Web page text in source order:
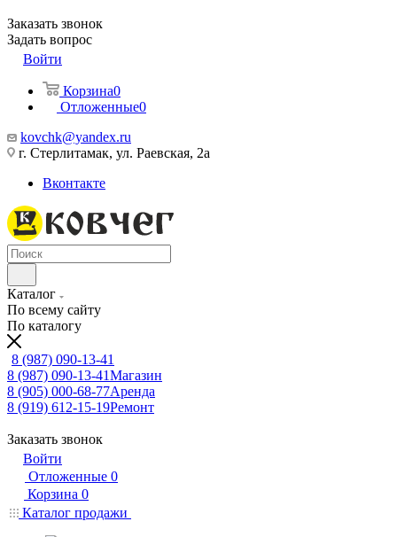
Заказать звонок
Задать вопрос
Войти
Корзина0
Отложенные0
kovchk@yandex.ru
г. Стерлитамак, ул. Раевская, 2а
Вконтакте
Каталог
По всему сайту
По каталогу
8 (987) 090-13-41
8 (987) 090-13-41Магазин
8 (905) 000-68-77Аренда
8 (919) 612-15-19Ремонт
Заказать звонок
Войти
Отложенные 0
Корзина 0
Каталог продажи